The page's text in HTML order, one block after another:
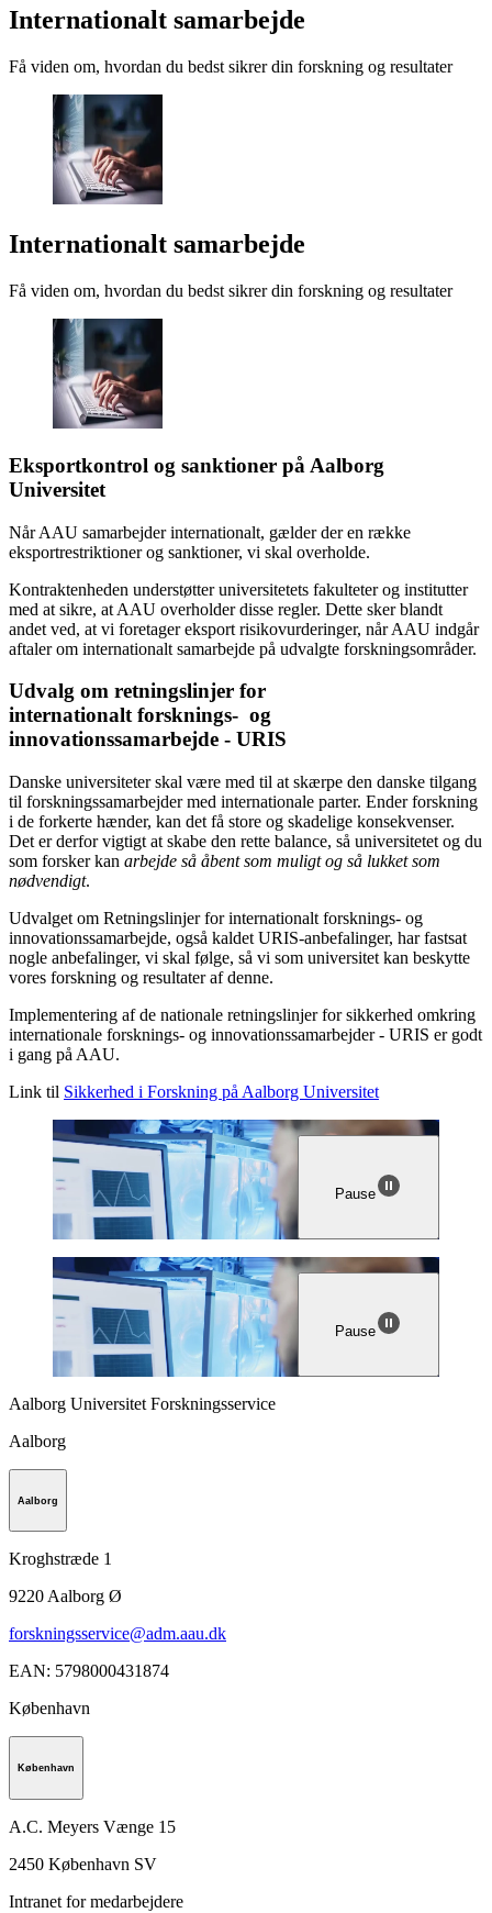
Internationalt samarbejde
Få viden om, hvordan du bedst sikrer din forskning og resultater
Internationalt samarbejde
Få viden om, hvordan du bedst sikrer din forskning og resultater
Eksportkontrol og sanktioner på Aalborg
Universitet
Når AAU samarbejder internationalt, gælder der en række
eksportrestriktioner og sanktioner, vi skal overholde.
Kontraktenheden understøtter universitetets fakulteter og institutter
med at sikre, at AAU overholder disse regler. Dette sker blandt
andet ved, at vi foretager eksport risikovurderinger, når AAU indgår
aftaler om internationalt samarbejde på udvalgte forskningsområder.
Udvalg om retningslinjer for
internationalt forsknings- og
innovationssamarbejde - URIS
Danske universiteter skal være med til at skærpe den danske tilgang
til forskningssamarbejder med internationale parter. Ender forskning
i de forkerte hænder, kan det få store og skadelige konsekvenser.
Det er derfor vigtigt at skabe den rette balance, så universitetet og du
som forsker kan arbejde så åbent som muligt og så lukket som
nødvendigt.
Udvalget om Retningslinjer for internationalt forsknings- og
innovationssamarbejde, også kaldet URIS-anbefalinger, har fastsat
nogle anbefalinger, vi skal følge, så vi som universitet kan beskytte
vores forskning og resultater af denne.
Implementering af de nationale retningslinjer for sikkerhed omkring
internationale forsknings- og innovationssamarbejder - URIS er godt
i gang på AAU.
Link til Sikkerhed i Forskning på Aalborg Universitet
Pause
Pause
Aalborg Universitet Forskningsservice
Aalborg
Aalborg
Kroghstræde 1
9220Aalborg Ø
forskningsservice@adm.aau.dk
EAN: 5798000431874
København
København
A.C. Meyers Vænge 15
2450 København SV
Intranet for medarbejdere